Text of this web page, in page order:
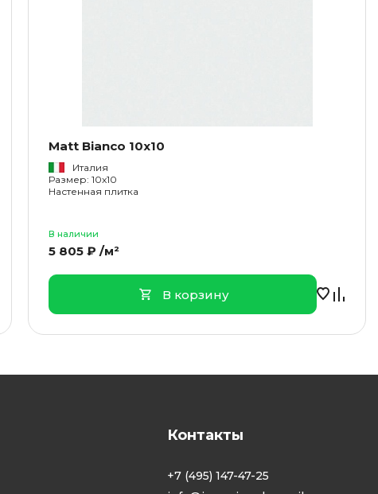
Matt Bianco 10x10
Италия
Размер: 10x10
Настенная плитка
В наличии
5 805 ₽ /м²
В корзину
Контакты
+7 (495) 147-47-25